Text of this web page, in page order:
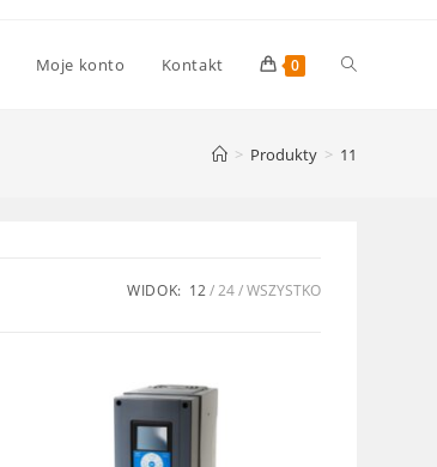
Moje konto Kontakt 0 Toggle
website
> Produkty > 11
WIDOK: 12 24 WSZYSTKO